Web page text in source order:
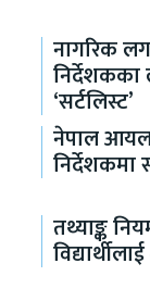
नागरिक
निर्देशकका
‘सर्टलिस्ट’
नेपाल आयल
निर्देशकमा
तथ्याङ्क